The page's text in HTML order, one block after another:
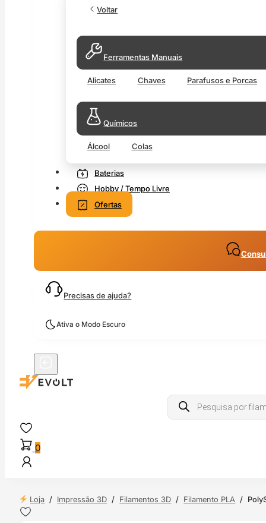
Voltar
Ferramentas Manuais
Alicates Chaves Parafusos e Porcas
Químicos
Álcool Colas
Baterias
Hobby / Tempo Livre
Ofertas
Precisas de ajuda?
Ativa o Modo Escuro
Products
search
0
Loja / Impressão 3D / Filamentos 3D / Filamento PLA /